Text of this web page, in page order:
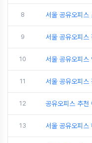
8 서울 공유오피스
9 서울 공유오피스
10 서울 공유오피스
11 서울 공유오피스
12 공유오피스 추천
13 서울 공유오피스